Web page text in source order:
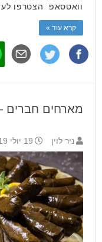
וואטסאפ הצטרפו
קרא עוד »
מארחים חברים
ניר לוין 19 יולי 2019 9:43